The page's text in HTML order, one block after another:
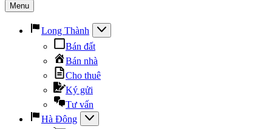
Menu
Long Thành
Bán đất
Bán nhà
Cho thuê
Ký gửi
Tư vấn
Hà Đông